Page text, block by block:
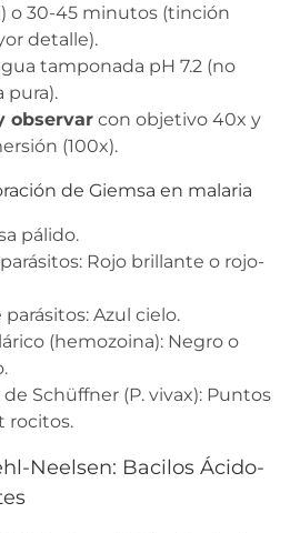
o 30-45 minutos (tinción
detalle).
tamponada pH 7.2 (no
pura).
observar con objetivo 40x y
(100x).
de Giemsa en malaria
pálido.
Rojo brillante o rojo-
Azul cielo.
(hemozoina): Negro o
Schüffner (P. vivax): Puntos
rocitos.
Neelsen: Bacilos Ácido-